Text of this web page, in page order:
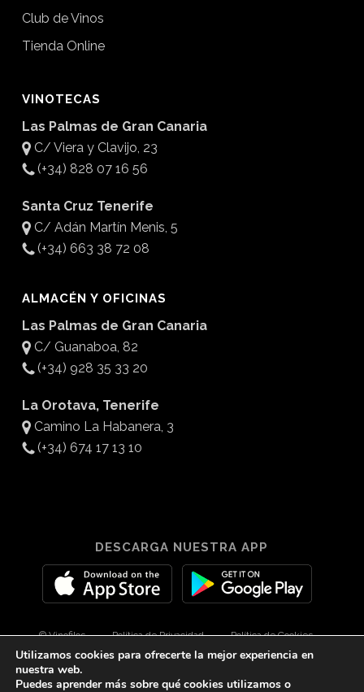
Club de Vinos
Tienda Online
VINOTECAS
Las Palmas de Gran Canaria
C/ Viera y Clavijo, 23
(+34) 828 07 16 56
Santa Cruz Tenerife
C/ Adán Martín Menis, 5
(+34) 663 38 72 08
ALMACÉN Y OFICINAS
Las Palmas de Gran Canaria
C/ Guanaboa, 82
(+34) 928 35 33 20
La Orotava, Tenerife
Camino La Habanera, 3
(+34) 674 17 13 10
DESCARGA NUESTRA APP
© Vinofilos Política de Privacidad Política de Cookies
Aviso Legal Diseño por 3Com Maketing
Utilizamos cookies para ofrecerte la mejor experiencia en
nuestra web.
Puedes aprender más sobre qué cookies utilizamos o